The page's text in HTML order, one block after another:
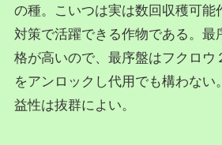
の種。こいつは実は数回収穫可能
対策で活躍できる作物である。最
格が高いので、最序盤はフクロウ
をアンロックし代用でも構わない
益性は抜群によい。